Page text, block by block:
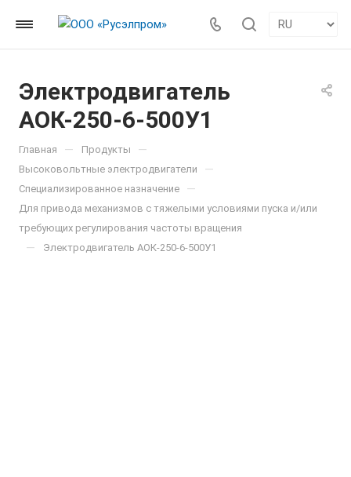
Электродвигатель
АОК-250-6-500У1
Главная — Продукты —
Высоковольтные электродвигатели —
Специализированное назначение —
Для привода механизмов с тяжелыми условиями пуска и/или
требующих регулирования частоты вращения
— Электродвигатель АОК-250-6-500У1